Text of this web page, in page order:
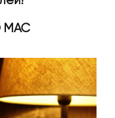
МАС